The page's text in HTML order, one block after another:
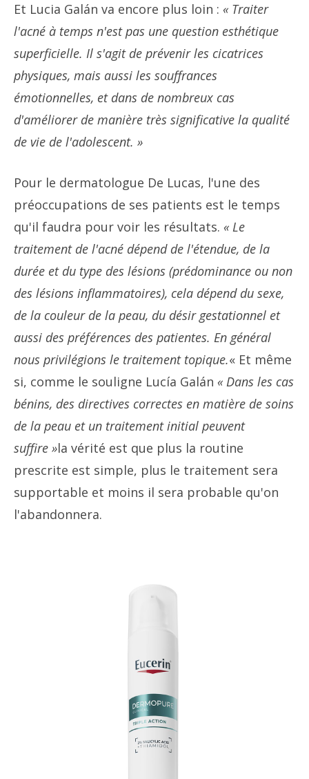
Et Lucia Galán va encore plus loin : « Traiter
l'acné à temps n'est pas une question esthétique
superficielle. Il s'agit de prévenir les cicatrices
physiques, mais aussi les souffrances
émotionnelles, et dans de nombreux cas
d'améliorer de manière très significative la qualité
de vie de l'adolescent. »
Pour le dermatologue De Lucas, l'une des
préoccupations de ses patients est le temps
qu'il faudra pour voir les résultats. « Le
traitement de l'acné dépend de l'étendue, de la
durée et du type des lésions (prédominance ou non
des lésions inflammatoires), cela dépend du sexe,
de la couleur de la peau, du désir gestationnel et
aussi des préférences des patientes. En général
nous privilégions le traitement topique.« Et même
si, comme le souligne Lucía Galán « Dans les cas
bénins, des directives correctes en matière de soins
de la peau et un traitement initial peuvent
suffire »la vérité est que plus la routine
prescrite est simple, plus le traitement sera
supportable et moins il sera probable qu'on
l'abandonnera.